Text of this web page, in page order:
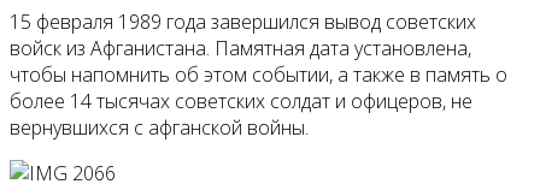
15 февраля 1989 года завершился вывод советских
войск из Афганистана. Памятная дата установлена,
чтобы напомнить об этом событии, а также в память о
более 14 тысячах советских солдат и офицеров, не
вернувшихся с афганской войны.